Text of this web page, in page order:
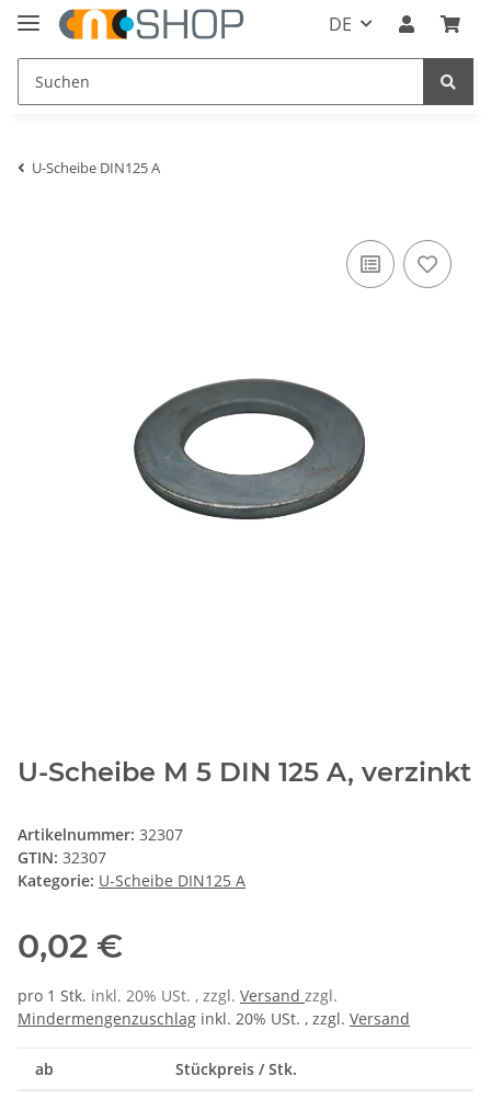
DE
U-Scheibe DIN125 A
U-Scheibe M 5 DIN 125 A, verzinkt
Artikelnummer: 32307
GTIN: 32307
Kategorie: U-Scheibe DIN125 A
0,02 €
pro 1 Stk. inkl. 20% USt. , zzgl. Versand zzgl.
Mindermengenzuschlag inkl. 20% USt. , zzgl. Versand
ab Stückpreis / Stk.